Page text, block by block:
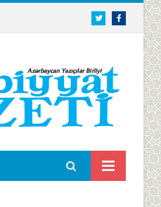
TwitterFacebook